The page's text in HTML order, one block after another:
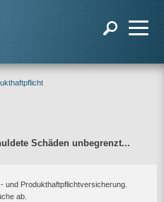
Schäden unbegrenzt...
und Produkthaftpflichtversicherung.
ab.